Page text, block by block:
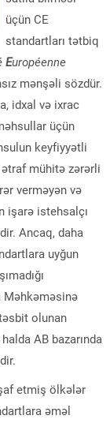
üçün CE
standartları tətbiq
Européenne
mənşəli sözdür.
idxal və ixrac
üçün
keyfiyyətli
mühitə zərərli
verməyən və
işarə istehsalçı
Ancaq, daha
uyğun
Məhkəməsinə
olunan
AB bazarında
etmiş ölkələr
əməl